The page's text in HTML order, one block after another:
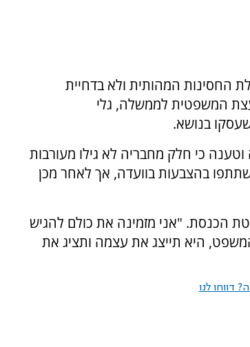
החסינות המהותית ולא בדחיית
המשפטית לממשלה, גלי
בנושא.
כי חלק מחבריה לא גילו מעורבות
בהצבעות בוועדה, אך לאחר מכן
הכנסת. "אני מזמינה את כולם להגיש
היא תייצג את עצמה ותציג את
דווחו לנו